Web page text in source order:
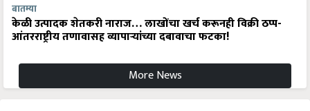
बातम्या
केळी उत्पादक शेतकरी नाराज… लाखोंचा खर्च करूनही विक्री ठप्प-
आंतरराष्ट्रीय तणावासह व्यापाऱ्यांच्या दबावाचा फटका!
More News